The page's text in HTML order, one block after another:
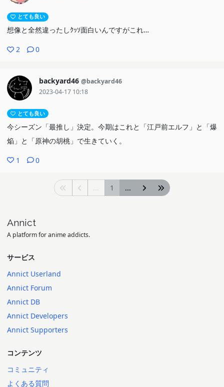
とても良い
想像と全然違ったしｸｯｿ面白いんですがこれ…
2 0
backyard46 @backyard46
2023-04-17 10:18
とても良い
今シーズン「最推し」決定。今期はこれと「江戸前エルフ」と「爆
焔」と「原神の胡桃」で生きていく。
1 0
... 1 ...
Annict
A platform for anime addicts.
サービス
Annict Userland
Annict Forum
Annict DB
Annict Developers
Annict Supporters
コンテンツ
コミュニティ
よくある質問